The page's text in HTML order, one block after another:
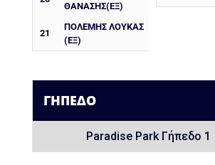
ΘΑΝΑΣΗΣ(ΕΞ)
21
ΠΟΛΕΜΗΣ ΛΟΥΚΑΣ
(ΕΞ)
ΓΉΠΕΔΟ
Paradise Park Γήπεδο 1